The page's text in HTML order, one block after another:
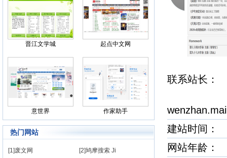
晋江文学城 起点中文网
意世界 作家助手
热门网站
[1]废文网
[2]鸠摩搜索 Ji
联系站长
建站时间
网站年龄：